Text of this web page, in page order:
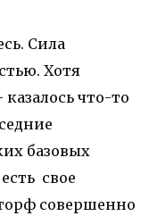
Сила
Хотя
что-то
базовых
свое
совершенно